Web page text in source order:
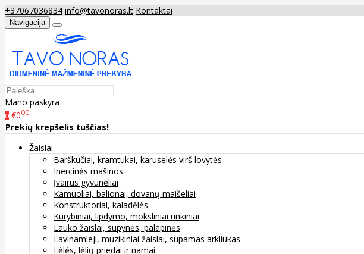
+37067036834 info@tavonoras.lt Kontaktai
Navigacija
Mano paskyra
0 €000
Prekių krepšelis tuščias!
Žaislai
Barškučiai, kramtukai, karuselės virš lovytės
Inercinės mašinos
Įvairūs gyvūnėliai
Kamuoliai, balionai, dovanų maišeliai
Konstruktoriai, kaladėlės
Kūrybiniai, lipdymo, moksliniai rinkiniai
Lauko žaislai, sūpynės, palapinės
Lavinamieji, muzikiniai žaislai, supamas arkliukas
Lėlės, lėlių priedai ir namai